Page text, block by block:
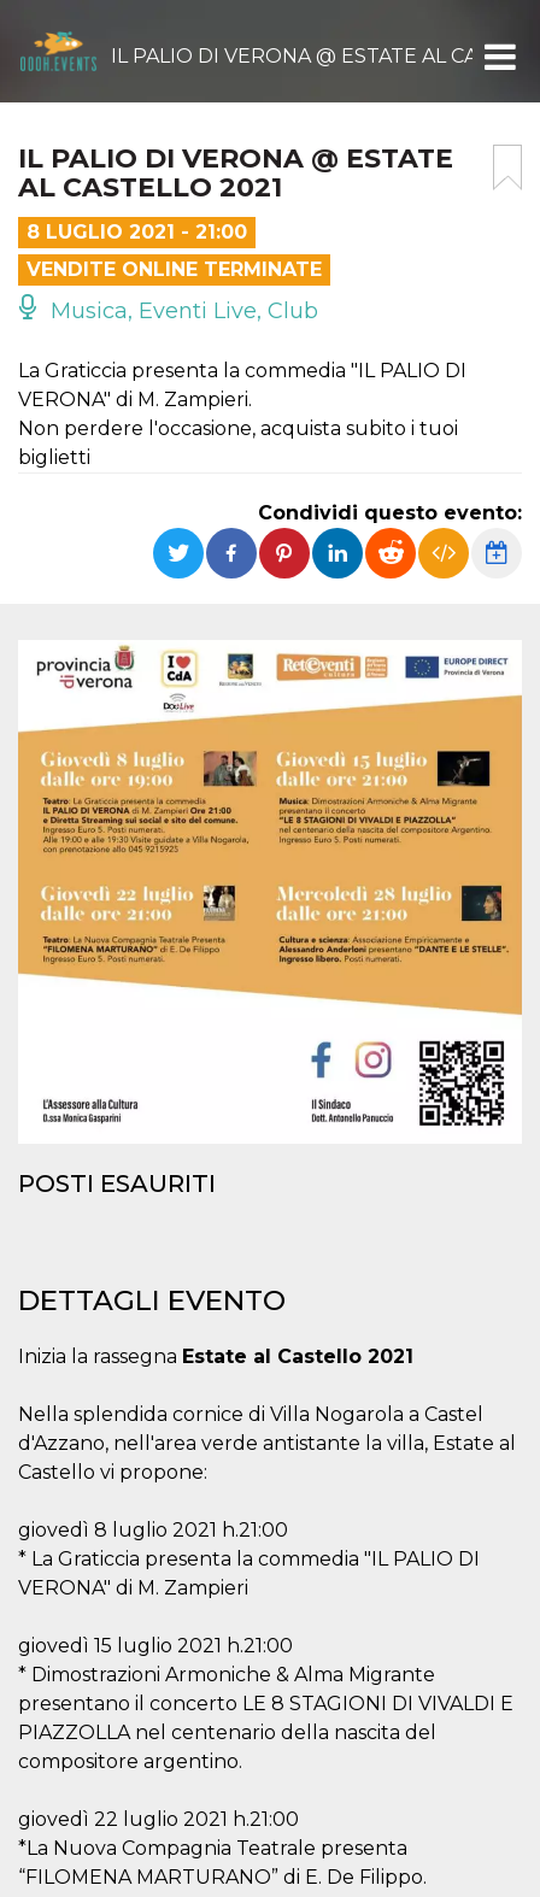
IL PALIO DI VERONA @ ESTATE AL
IL PALIO DI VERONA @ ESTATE
AL CASTELLO 2021
8 LUGLIO 2021 - 21:00
VENDITE ONLINE TERMINATE
Musica, Eventi Live, Club
La Graticcia presenta la commedia "IL PALIO DI
VERONA" di M. Zampieri.
Non perdere l'occasione, acquista subito i tuoi
biglietti
Condividi questo evento:
POSTI ESAURITI
DETTAGLI EVENTO
Inizia la rassegna Estate al Castello 2021
Nella splendida cornice di Villa Nogarola a Castel
d'Azzano, nell'area verde antistante la villa, Estate al
Castello vi propone:
giovedì 8 luglio 2021 h.21:00
* La Graticcia presenta la commedia "IL PALIO DI
VERONA" di M. Zampieri
giovedì 15 luglio 2021 h.21:00
* Dimostrazioni Armoniche & Alma Migrante
presentano il concerto LE 8 STAGIONI DI VIVALDI E
PIAZZOLLA nel centenario della nascita del
compositore argentino.
giovedì 22 luglio 2021 h.21:00
*La Nuova Compagnia Teatrale presenta
“FILOMENA MARTURANO” di E. De Filippo.